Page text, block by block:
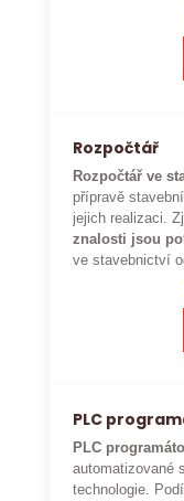
Rozpočtář
Rozpočtář ve
přípravě
jejich realizaci.
znalosti jsou
ve stavebnictví
PLC
PLC
automatizované
technologie.